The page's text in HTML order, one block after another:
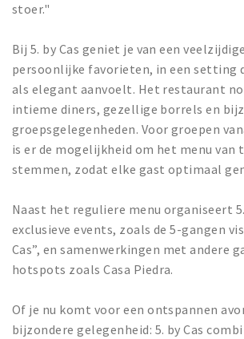
stoer."
Bij 5. by Cas geniet je van een
persoonlijke favorieten, in een setting
als elegant aanvoelt. Het restaurant
intieme diners, gezellige borrels en
groepsgelegenheden. Voor groepen
is er de mogelijkheid om het menu van
stemmen, zodat elke gast optimaal
Naast het reguliere menu organiseert
exclusieve events, zoals de 5-gangen
Cas”, en samenwerkingen met andere
hotspots zoals Casa Piedra.
Of je nu komt voor een ontspannen
bijzondere gelegenheid: 5. by Cas